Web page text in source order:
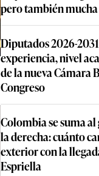
pero también
Diputados 2026-
experiencia, nivel
de la nueva Cámara
Congreso
Colombia se suma
la derecha: cuánto
exterior con la
Espriella